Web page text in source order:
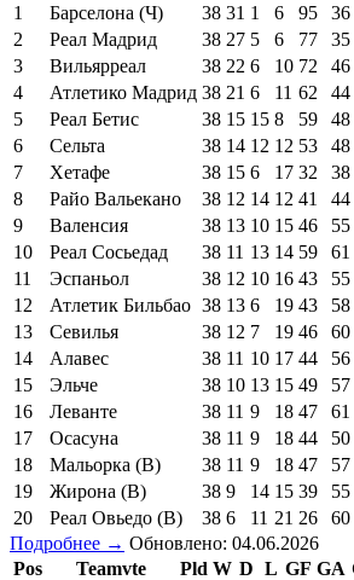
1
Барселона (Ч) 38 31 1 6 95 36
2
Реал Мадрид 38 27 5 6 77 35
3
Вильярреал 38 22 6 10 72 46
4
Атлетико Мадрид 38 21 6 11 62 44
5
Реал Бетис 38 15 15 8 59 48
6
Сельта 38 14 12 12 53 48
7
Хетафе 38 15 6 17 32 38
8
Райо Вальекано 38 12 14 12 41 44
9
Валенсия 38 13 10 15 46 55
10
Реал Сосьедад 38 11 13 14 59 61
11
Эспаньол 38 12 10 16 43 55
12
Атлетик Бильбао 38 13 6 19 43 58
13
Севилья 38 12 7 19 46 60
14
Алавес 38 11 10 17 44 56
15
Эльче 38 10 13 15 49 57
16
Леванте 38 11 9 18 47 61
17
Осасуна 38 11 9 18 44 50
18
Мальорка (В) 38 11 9 18 47 57
19
Жирона (В) 38 9 14 15 39 55
20
Реал Овьедо (В) 38 6 11 21 26 60
Подробнее → Обновлено: 04.06.2026
Pos
Teamvte Pld W D L GF GA